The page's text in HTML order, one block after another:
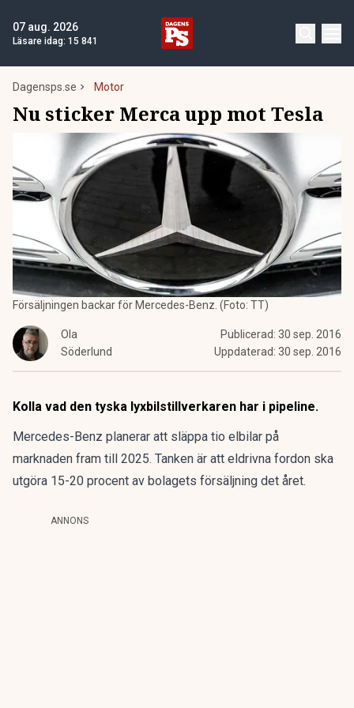
07 aug. 2026
Läsare idag: 15 841
Dagensps.se Motor
Nu sticker Merca upp mot Tesla
Försäljningen backar för Mercedes-Benz. (Foto: TT)
Ola
Söderlund
Publicerad: 30 sep. 2016
Uppdaterad: 30 sep. 2016
Kolla vad den tyska lyxbilstillverkaren har i pipeline.
Mercedes-Benz planerar att släppa tio elbilar på
marknaden fram till 2025. Tanken är att eldrivna fordon ska
utgöra 15-20 procent av bolagets försäljning det året.
ANNONS